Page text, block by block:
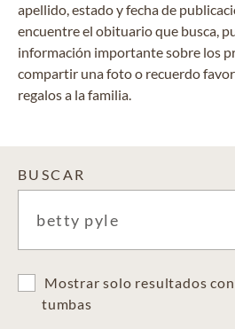
apellido, estado y fecha de
encuentre el obituario que busca,
información importante sobre los
compartir una foto o recuerdo
regalos a la familia.
BUSCAR
Mostrar solo resultados
tumbas